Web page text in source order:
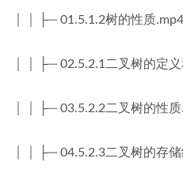
│ │ ├─ 01.5.1.2树的性质.mp4
│ │ ├─ 02.5.2.1二叉树的定
│ │ ├─ 03.5.2.2二叉树的性
│ │ ├─ 04.5.2.3二叉树的存